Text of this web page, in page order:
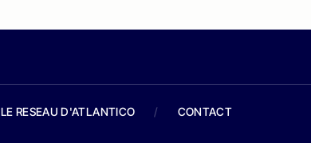
LE RESEAU D'ATLANTICO / CONTACT